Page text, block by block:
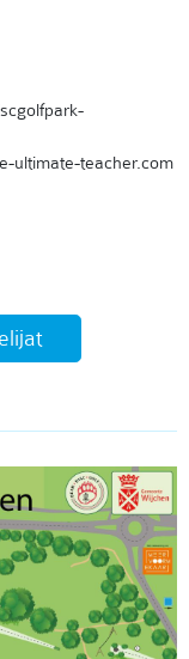
ultimate-teacher.com